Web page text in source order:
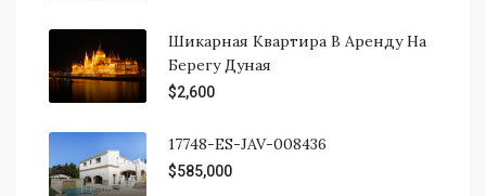
Шикарная Квартира В Аренду На
Берегу Дуная
$2,600
17748-ES-JAV-008436
$585,000